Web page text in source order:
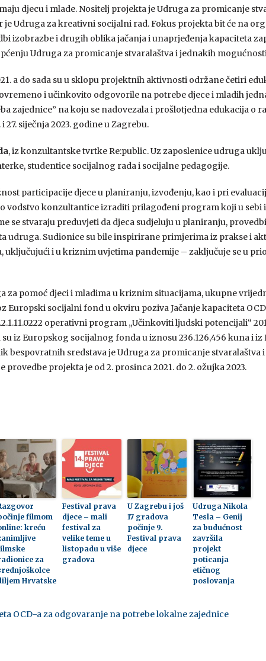
djecu i mlade. Nositelj projekta je Udruga za promicanje
Udruga za kreativni socijalni rad. Fokus projekta bit će na
izobrazbe i drugih oblika jačanja i unaprjeđenja kapaciteta
Udruga za promicanje stvaralaštva i jednakih
a do sada su u sklopu projektnih aktivnosti održane četiri
i učinkovito odgovorile na potrebe djece i mladih
zajednice” na koju se nadovezala i prošlotjedna edukacija o
siječnja 2023. godine u Zagrebu.
, iz konzultantske tvrtke Re:public. Uz zaposlenice udruga
studentice socijalnog rada i socijalne pedagogije.
participacije djece u planiranju, izvođenju, kao i pri
vodstvo konzultantice izraditi prilagođeni program koji u
se stvaraju preduvjeti da djeca sudjeluju u planiranju,
udruga. Sudionice su bile inspirirane primjerima iz prakse i
uključujući i u kriznim uvjetima pandemije – zaključuje se u
za pomoć djeci i mladima u kriznim situacijama, ukupne
Europski socijalni fond u okviru poziva Jačanje kapaciteta
operativni program „Učinkoviti ljudski potencijali“
iz Europskog socijalnog fonda u iznosu 236.126,456 kuna i
bespovratnih sredstava je Udruga za promicanje stvaralaštva
projekta je od 2. prosinca 2021. do 2. ožujka 2023.
filmom
kreću
za
Hrvatske
Festival prava
djece – mali
festival za
velike teme u
listopadu u više
gradova
U Zagrebu i još
17 gradova
počinje 9.
Festival prava
djece
Udruga Nikola
Tesla – Genij
za budućnost
završila
projekt
poticanja
etičnog
poslovanja
OCD-a za odgovaranje na potrebe lokalne zajednice